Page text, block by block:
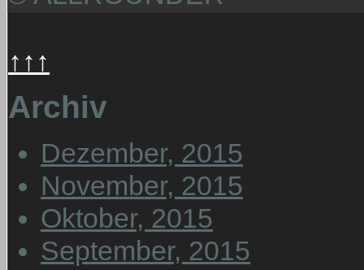
↑↑↑
Archiv
Dezember, 2015
November, 2015
Oktober, 2015
September, 2015